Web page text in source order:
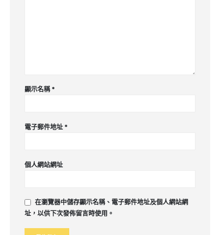
顯示名稱*
電子郵件地址 *
個人網站網址
在瀏覽器中儲存顯示名稱、電子郵件地址及個人網站網
址，以供下次發佈留言時使用。